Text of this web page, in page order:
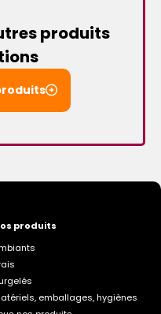
produits
produits
emballages, hygiènes